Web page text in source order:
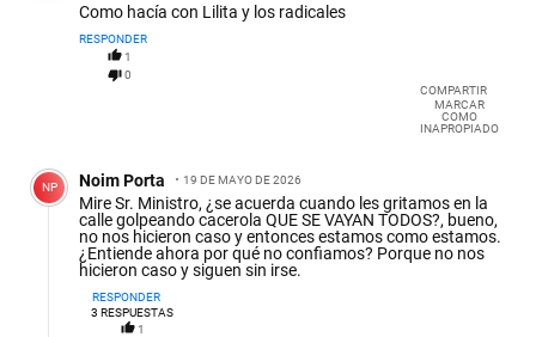
Como hacía con Lilita y los radicales
RESPONDER
1
0
COMPARTIR
MARCAR
COMO
INAPROPIADO
NP Noim Porta 19 DE MAYO DE 2026
Mire Sr. Ministro, ¿se acuerda cuando les gritamos en la
calle golpeando cacerola QUE SE VAYAN TODOS?, bueno,
no nos hicieron caso y entonces estamos como estamos.
¿Entiende ahora por qué no confiamos? Porque no nos
hicieron caso y siguen sin irse.
RESPONDER
3 RESPUESTAS
1